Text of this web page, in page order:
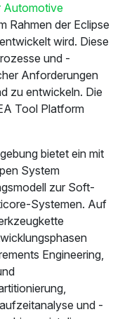
Automotive
Rahmen der Eclipse
wird. Diese
und -
Anforderungen
zu entwickeln. Die
Tool Platform
bietet ein mit
System
zur Soft-
Systemen. Auf
Engineering,
und -